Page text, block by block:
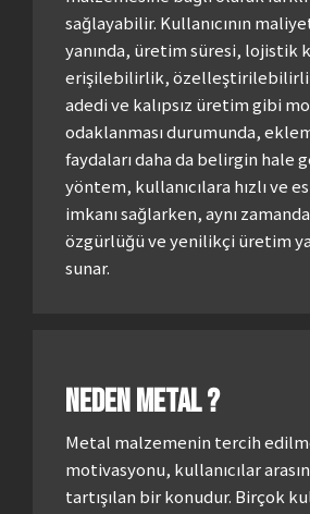
sağlayabilir. Kullanıcının
yanında, üretim süresi, lojistik
erişilebilirlik,
adedi ve kalıpsız üretim gibi
odaklanması durumunda,
faydaları daha da belirgin hale
yöntem, kullanıcılara hızlı ve
imkanı sağlarken, aynı
özgürlüğü ve yenilikçi üretim
sunar.
Neden Metal ?
Metal malzemenin tercih
motivasyonu, kullanıcılar
tartışılan bir konudur. Birçok